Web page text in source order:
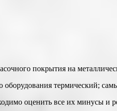
покрытия на
термический;
оценить все их минусы и